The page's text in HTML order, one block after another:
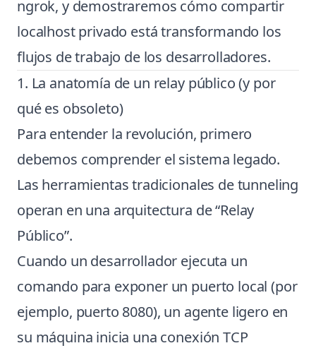
ngrok, y demostraremos cómo compartir
localhost privado está transformando los
flujos de trabajo de los desarrolladores.
1. La anatomía de un relay público (y por
qué es obsoleto)
Para entender la revolución, primero
debemos comprender el sistema legado.
Las herramientas tradicionales de tunneling
operan en una arquitectura de “Relay
Público”.
Cuando un desarrollador ejecuta un
comando para exponer un puerto local (por
ejemplo, puerto 8080), un agente ligero en
su máquina inicia una conexión TCP